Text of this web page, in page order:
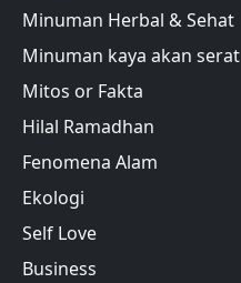
Minuman Herbal & Sehat
Minuman kaya akan serat
Mitos or Fakta
Hilal Ramadhan
Fenomena Alam
Ekologi
Self Love
Business